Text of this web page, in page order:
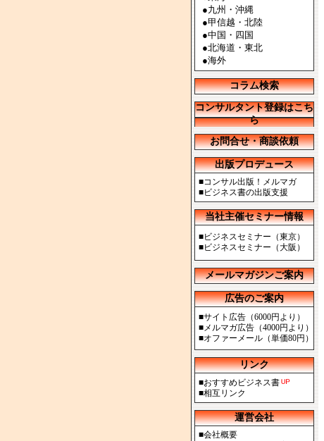
●九州・沖縄
●甲信越・北陸
●中国・四国
●北海道・東北
●海外
コラム検索
コンサルタント登録はこち
ら
お問合せ・商談依頼
出版プロデュース
■コンサル出版！メルマガ
■ビジネス書の出版支援
当社主催セミナー情報
■ビジネスセミナー（東京）
■ビジネスセミナー（大阪）
メールマガジンご案内
広告のご案内
■サイト広告（6000円より）
■メルマガ広告（4000円より）
■オファーメール（単価80円）
リンク
■おすすめビジネス書
■相互リンク
運営会社
■会社概要